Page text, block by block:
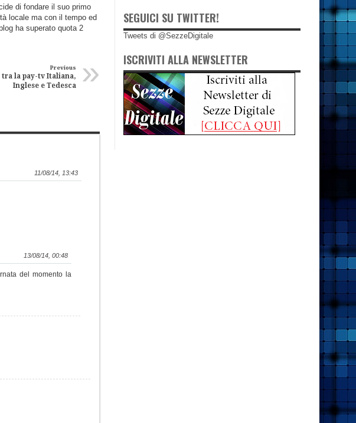
di fondare il suo primo
locale ma con il tempo ed
ha superato quota 2
»
Previous
la pay-tv Italiana,
Inglese e Tedesca
11/08/14, 13:43
13/08/14, 00:48
del momento la
SEGUICI SU TWITTER!
Tweets di @SezzeDigitale
ISCRIVITI ALLA NEWSLETTER